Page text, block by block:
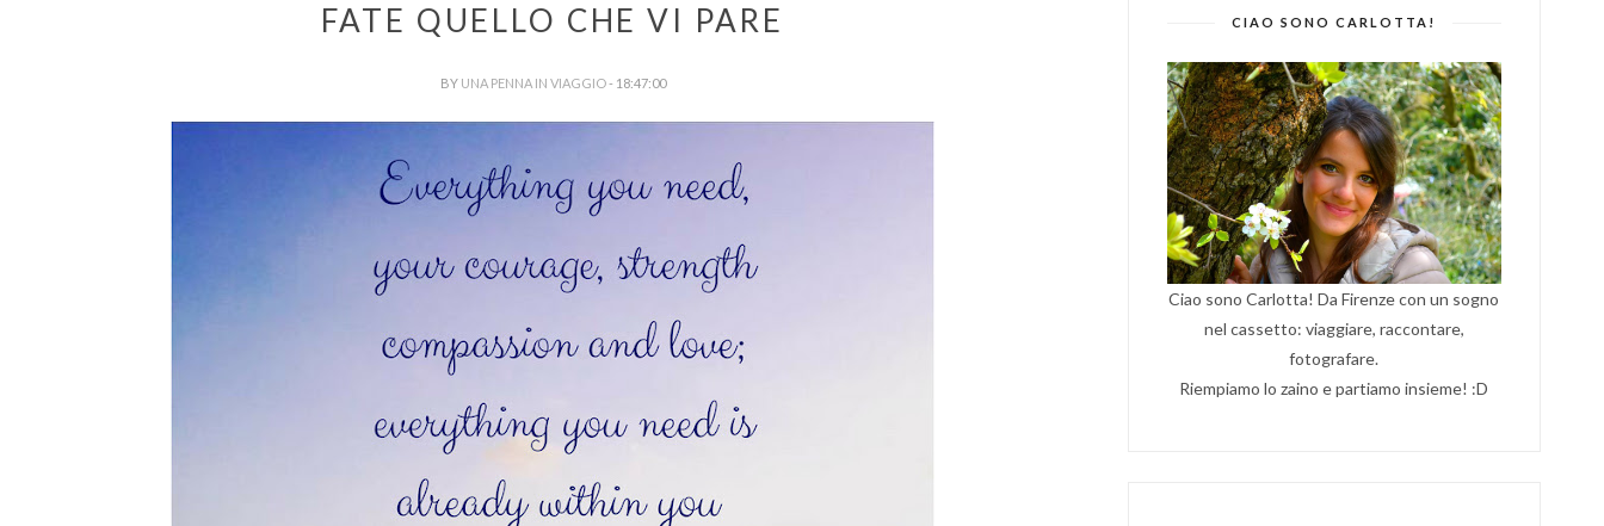
FATE QUELLO CHE VI PARE
BY UNA PENNA IN VIAGGIO- 18:47:00
CIAO SONO CARLOTTA!
Ciao sono Carlotta! Da Firenze con un sogno
nel cassetto: viaggiare, raccontare,
fotografare.
Riempiamo lo zaino e partiamo insieme! :D